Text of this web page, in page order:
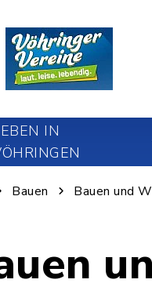
IN
Bauen Bauen und